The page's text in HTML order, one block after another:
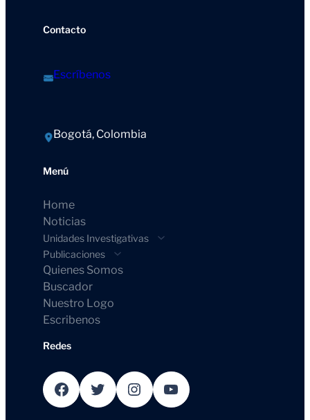
Contacto
Escríbenos
Bogotá, Colombia
Menú
Home
Noticias
Unidades Investigativas
Publicaciones
Quienes Somos
Buscador
Nuestro Logo
Escribenos
Redes
Facebook Twitter Instagram YouTube